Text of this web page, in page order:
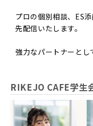
プロの個別相談、ES
先配信いたします。
強力なパートナーとし
RIKEJO CAFE学生